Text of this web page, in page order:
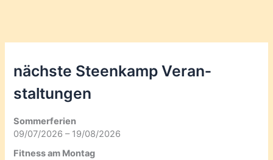
nächste Steenkamp Veran­
staltungen
Sommerferien
09/07/2026 – 19/08/2026
Fitness am Montag